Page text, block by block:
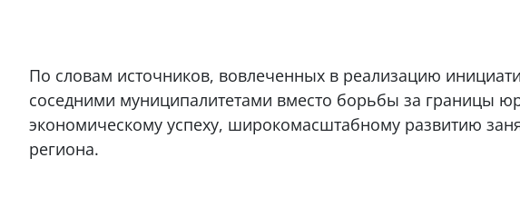
По словам источников, вовлеченных в реализацию
соседними муниципалитетами вместо борьбы за границы
экономическому успеху, широкомасштабному развитию
региона.